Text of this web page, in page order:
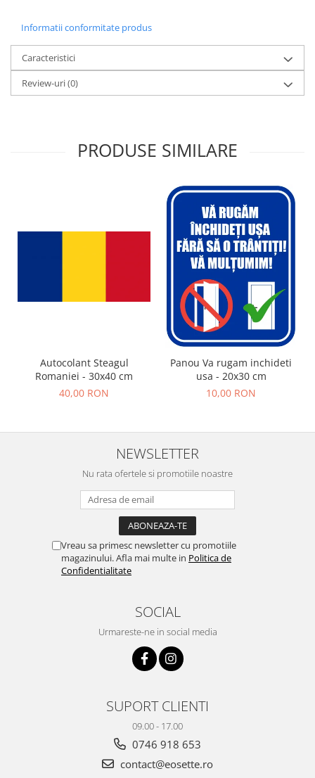
Informatii conformitate produs
Caracteristici
Review-uri(0)
PRODUSE SIMILARE
Autocolant Steagul
Romaniei - 30x40 cm
40,00 RON
Panou Va rugam inchideti
usa - 20x30 cm
10,00 RON
NEWSLETTER
Nu rata ofertele si promotiile noastre
Vreau sa primesc newsletter cu promotiile
magazinului. Afla mai multe in Politica de
Confidentialitate
SOCIAL
Urmareste-ne in social media
SUPORT CLIENTI
09.00 - 17.00
0746 918 653
contact@eosette.ro